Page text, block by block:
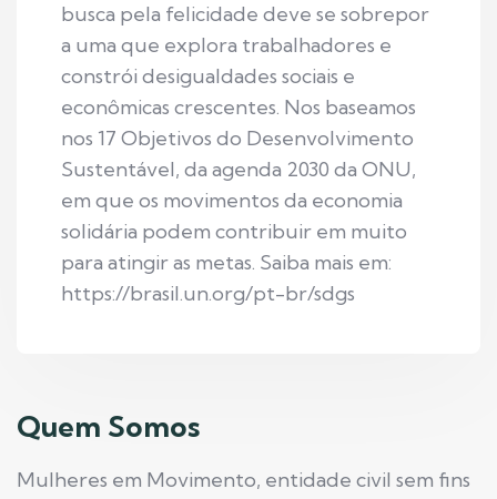
busca pela felicidade deve se sobrepor
a uma que explora trabalhadores e
constrói desigualdades sociais e
econômicas crescentes. Nos baseamos
nos 17 Objetivos do Desenvolvimento
Sustentável, da agenda 2030 da ONU,
em que os movimentos da economia
solidária podem contribuir em muito
para atingir as metas. Saiba mais em:
https://brasil.un.org/pt-br/sdgs
Quem Somos
Mulheres em Movimento, entidade civil sem fins